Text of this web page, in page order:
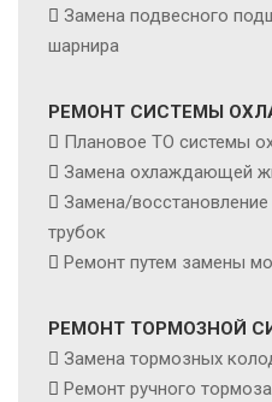
Замена подвесного
шарнира
РЕМОНТ СИСТЕМЫ
Плановое ТО системы
Замена охлаждающей
Замена/
трубок
Ремонт путем замены
РЕМОНТ ТОРМОЗНОЙ
Замена тормозных
Ремонт ручного тормоза